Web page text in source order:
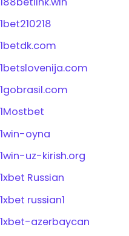
1bet210218
1betdk.com
1betslovenija.com
1gobrasil.com
1Mostbet
1win-oyna
1win-uz-kirish.org
1xbet Russian
1xbet russian1
1xbet-azerbaycan